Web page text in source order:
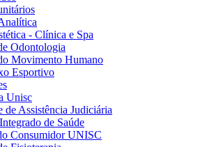
- Clínica e Spa
Odontologia
Movimento Humano
Esportivo
Unisc
de Assistência Judiciária
de Saúde
Consumidor UNISC